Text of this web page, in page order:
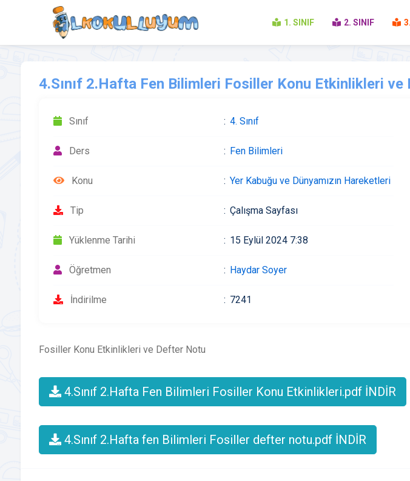
1. SINIF 2. SINIF
4.Sınıf 2.Hafta Fen Bilimleri Fosiller Konu Etkinlikleri
Sınıf 4. Sınıf
Ders Fen Bilimleri
Konu Yer Kabuğu ve Dünyamızın Hareketleri
Tip Çalışma Sayfası
Yüklenme Tarihi 15 Eylül 2024 7:38
Öğretmen Haydar Soyer
İndirilme 7241
Fosiller Konu Etkinlikleri ve Defter Notu
4.Sınıf 2.Hafta Fen Bilimleri Fosiller Konu Etkinlikleri.pdf İNDİR
4.Sınıf 2.Hafta fen Bilimleri Fosiller defter notu.pdf İNDİR